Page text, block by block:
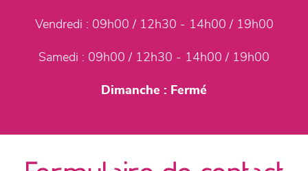
Vendredi : 09h00 / 12h30 - 14h00 / 19h00
Samedi : 09h00 / 12h30 - 14h00 / 19h00
Dimanche : Fermé